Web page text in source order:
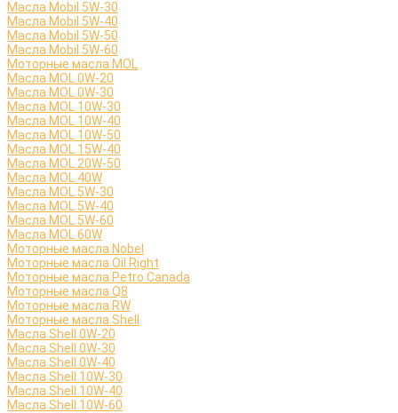
Масла Mobil 5W-30
Масла Mobil 5W-40
Масла Mobil 5W-50
Масла Mobil 5W-60
Моторные масла MOL
Масла MOL 0W-20
Масла MOL 0W-30
Масла MOL 10W-30
Масла MOL 10W-40
Масла MOL 10W-50
Масла MOL 15W-40
Масла MOL 20W-50
Масла MOL 40W
Масла MOL 5W-30
Масла MOL 5W-40
Масла MOL 5W-60
Масла MOL 60W
Моторные масла Nobel
Моторные масла Oil Right
Моторные масла Petro Canada
Моторные масла Q8
Моторные масла RW
Моторные масла Shell
Масла Shell 0W-20
Масла Shell 0W-30
Масла Shell 0W-40
Масла Shell 10W-30
Масла Shell 10W-40
Масла Shell 10W-60